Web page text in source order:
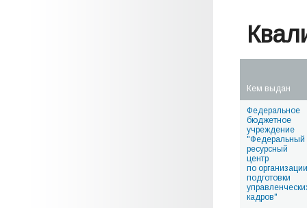
Кем выдан
Федеральное
бюджетное
учреждение
"Федеральный
ресурсный
центр
по организации
подготовки
кадров"